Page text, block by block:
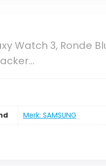
Watch 3, Ronde
Merk: SAMSUNG